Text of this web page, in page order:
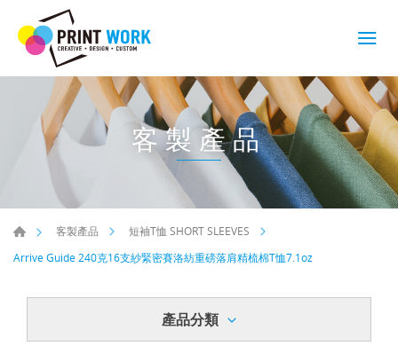
客製產品
客製產品
短袖T恤 SHORT SLEEVES
Arrive Guide 240克16支紗緊密賽洛紡重磅落肩精梳棉T恤7.1oz
產品分類